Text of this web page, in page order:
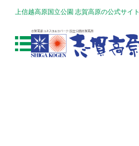
上信越高原国立公園 志賀高原の公式サイト